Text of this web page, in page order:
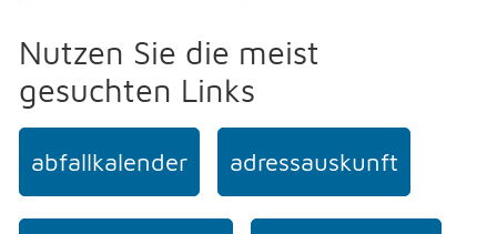
Nutzen Sie die meist
gesuchten Links
abfallkalender adressauskunft